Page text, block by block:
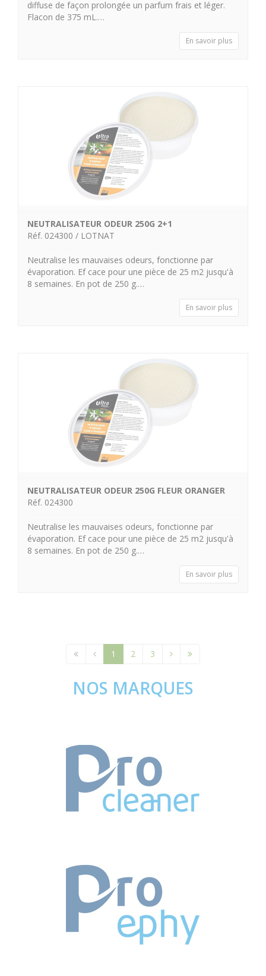
diffuse de façon prolongée un parfum frais et léger.
Flacon de 375 mL.…
En savoir plus
NEUTRALISATEUR ODEUR 250G 2+1
Réf. 024300 / LOTNAT
Neutralise les mauvaises odeurs, fonctionne par
évaporation. Ef cace pour une pièce de 25 m2 jusqu'à
8 semaines. En pot de 250 g.…
En savoir plus
NEUTRALISATEUR ODEUR 250G FLEUR ORANGER
Réf. 024300
Neutralise les mauvaises odeurs, fonctionne par
évaporation. Ef cace pour une pièce de 25 m2 jusqu'à
8 semaines. En pot de 250 g.…
En savoir plus
1 2 3
NOS MARQUES